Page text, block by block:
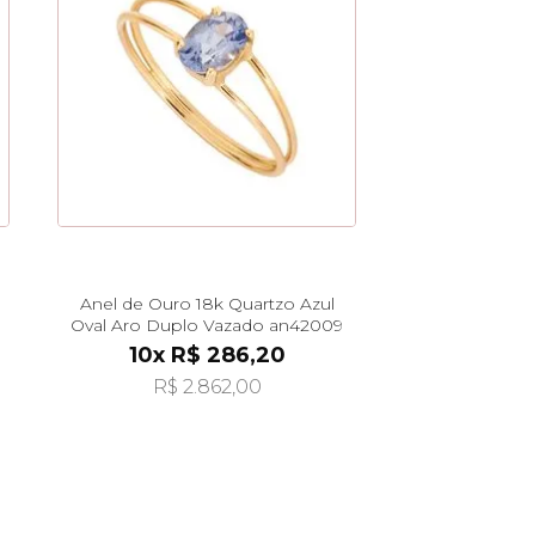
Anel de Ouro 18k Quartzo Azul
Oval Aro Duplo Vazado an42009
10x R$ 286,20
R$ 2.862,00